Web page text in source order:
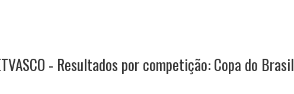
- Resultados por competição: Copa do Brasil